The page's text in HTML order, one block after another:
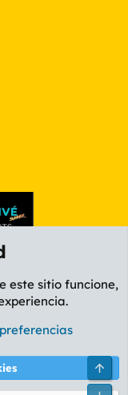
privacidad Ayuda
este sitio funcione,